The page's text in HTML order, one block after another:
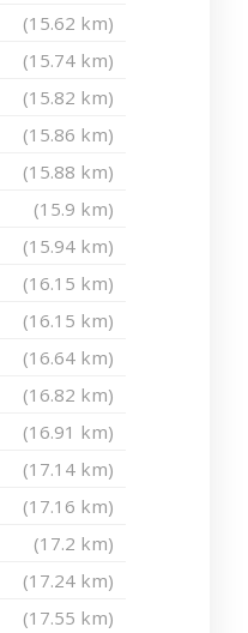
(15.62 km)
(15.74 km)
(15.82 km)
(15.86 km)
(15.88 km)
(15.9 km)
(15.94 km)
(16.15 km)
(16.15 km)
(16.64 km)
(16.82 km)
(16.91 km)
(17.14 km)
(17.16 km)
(17.2 km)
(17.24 km)
(17.55 km)